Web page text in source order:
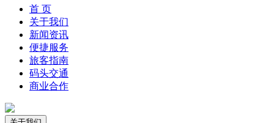
首 页
关于我们
新闻资讯
便捷服务
旅客指南
码头交通
商业合作